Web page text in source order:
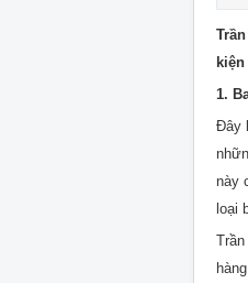
1.
Đây
này
loại